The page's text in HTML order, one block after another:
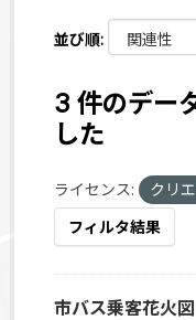
並び順
3 件のデー
した
ライセンス:
クリ
フィルタ結果
市バス乗客花火図